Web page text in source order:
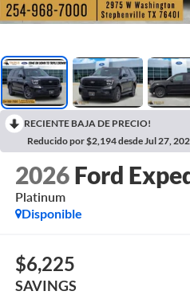
RECIENTE BAJA DE PRECIO!
Reducido por $2,194 desde Jul 27,
2026 Ford
Platinum
Disponible
$6,225
SAVINGS